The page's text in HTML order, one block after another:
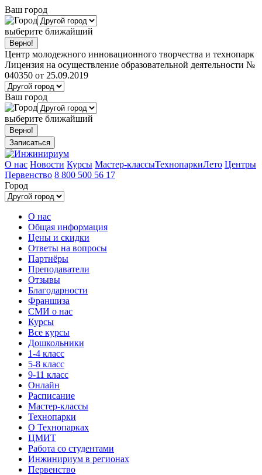
Ваш город
выберите ближайший
Центр молодежного инновационного творчества и технопарк
Лицензия на осуществление образовательной деятельности №
040350 от 25.09.2019
Ваш город
выберите ближайший
Записаться
О нас Новости Курсы Мастер-классыТехнопаркиЛето Центры
Первенство 8 800 500 56 17
Город
О нас
Общая информация
Цены и скидки
Ответы на вопросы
Партнёры
Преподаватели
Отзывы
Благодарности
Франшиза
СМИ о нас
Курсы
Все курсы
Дошкольники
1-4 класс
5-8 класс
9-11 класс
Онлайн
Расписание
Мастер-классы
Технопарки
О Технопарках
ЦМИТ
Работа со студентами
Инжинириум в регионах
Первенство